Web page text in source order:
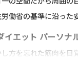
働省の基準に沿った
イエット パーソナ
方を忘れた筋肉を目